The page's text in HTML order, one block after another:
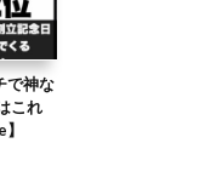
で神な
これ